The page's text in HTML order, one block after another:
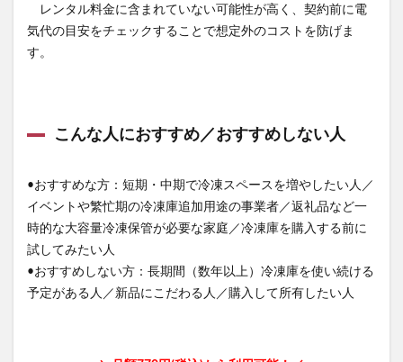
レンタル料金に含まれていない可能性が高く、契約前に電
気代の目安をチェックすることで想定外のコストを防げま
す。
こんな人におすすめ／おすすめしない人
•おすすめな方：短期・中期で冷凍スペースを増やしたい人／
イベントや繁忙期の冷凍庫追加用途の事業者／返礼品など一
時的な大容量冷凍保管が必要な家庭／冷凍庫を購入する前に
試してみたい人
•おすすめしない方：長期間（数年以上）冷凍庫を使い続ける
予定がある人／新品にこだわる人／購入して所有したい人